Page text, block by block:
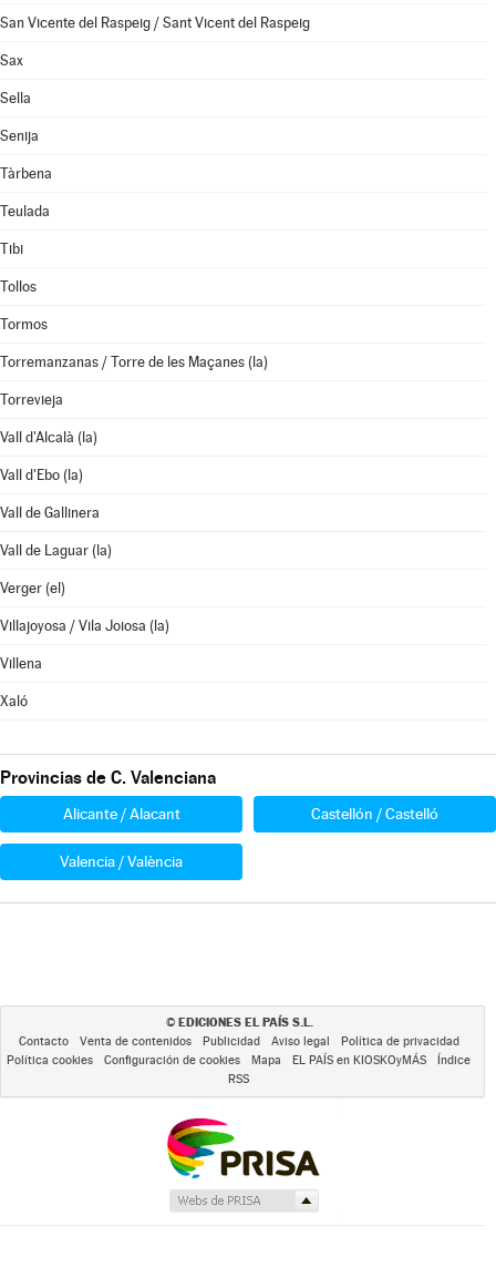
San Vicente del Raspeig / Sant Vicent del Raspeig
Sax
Sella
Senija
Tàrbena
Teulada
Tibi
Tollos
Tormos
Torremanzanas / Torre de les Maçanes (la)
Torrevieja
Vall d'Alcalà (la)
Vall d'Ebo (la)
Vall de Gallinera
Vall de Laguar (la)
Verger (el)
Villajoyosa / Vila Joiosa (la)
Villena
Xaló
Provincias de C. Valenciana
Alicante / Alacant Castellón / Castelló
Valencia / València
© EDICIONES EL PAÍS S.L.
Contacto Venta de contenidos Publicidad Aviso legal
Política de privacidad
Política cookies
Configuración de cookies Mapa EL PAÍS en KIOSKOyMÁS
Índice
RSS